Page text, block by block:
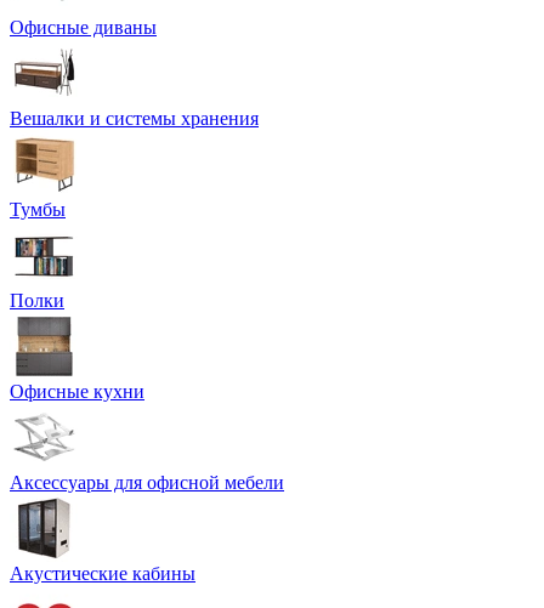
Офисные диваны
Вешалки и системы хранения
Тумбы
Полки
Офисные кухни
Аксессуары для офисной мебели
Акустические кабины